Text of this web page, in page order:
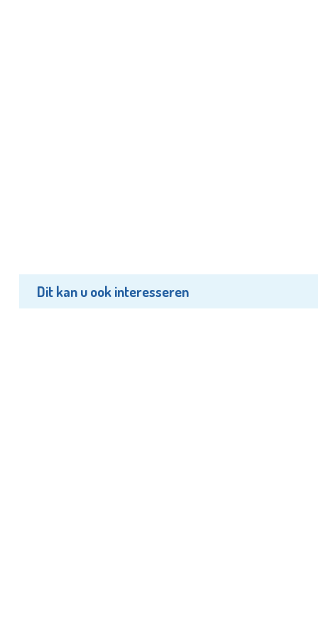
Dit kan u ook interesseren